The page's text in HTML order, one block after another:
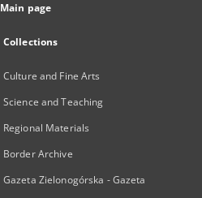
Main page
Collections
Culture and Fine Arts
Science and Teaching
Regional Materials
Border Archive
Gazeta Zielonogórska - Gazeta